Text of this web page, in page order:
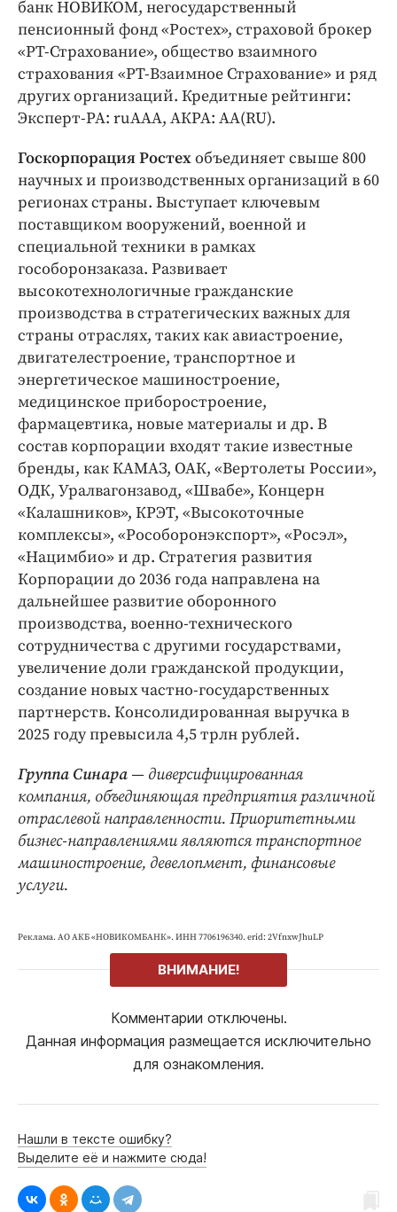
банк НОВИКОМ, негосударственный
пенсионный фонд «Ростех», страховой брокер
«РТ-Страхование», общество взаимного
страхования «РТ-Взаимное Страхование» и ряд
других организаций. Кредитные рейтинги:
Эксперт-РА: ruAAA, АКРА: AA(RU).
Госкорпорация Ростехобъединяет свыше 800
научных и производственных организаций в 60
регионах страны. Выступает ключевым
поставщиком вооружений, военной и
специальной техники в рамках
гособоронзаказа. Развивает
высокотехнологичные гражданские
производства в стратегических важных для
страны отраслях, таких как авиастроение,
двигателестроение, транспортное и
энергетическое машиностроение,
медицинское приборостроение,
фармацевтика, новые материалы и др. В
состав корпорации входят такие известные
бренды, как КАМАЗ, ОАК, «Вертолеты России»,
ОДК, Уралвагонзавод, «Швабе», Концерн
«Калашников», КРЭТ, «Высокоточные
комплексы», «Рособоронэкспорт», «Росэл»,
«Нацимбио» и др. Стратегия развития
Корпорации до 2036 года направлена на
дальнейшее развитие оборонного
производства, военно-технического
сотрудничества с другими государствами,
увеличение доли гражданской продукции,
создание новых частно-государственных
партнерств. Консолидированная выручка в
2025 году превысила 4,5 трлн рублей.
Группа Синара — диверсифицированная
компания, объединяющая предприятия различной
отраслевой направленности. Приоритетными
бизнес-направлениями являются транспортное
машиностроение, девелопмент, финансовые
услуги.
Реклама. АО АКБ «НОВИКОМБАНК». ИНН 7706196340. erid: 2VfnxwJhuLP
ВНИМАНИЕ!
Комментарии отключены.
Данная информация размещается исключительно
для ознакомления.
Нашли в тексте ошибку?
Выделите её и нажмите сюда!